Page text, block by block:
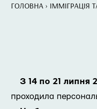
ГОЛОВНА › ІММІГРАЦІЯ
З 14 по 21 липня
проходила